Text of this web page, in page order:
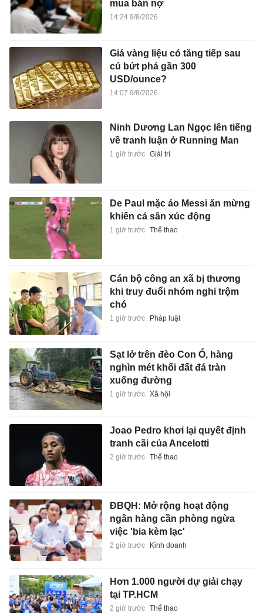
mua bán nợ
14:24 9/8/2026
Giá vàng liệu có tăng tiếp sau
cú bứt phá gần 300
USD/ounce?
14:07 9/8/2026
Ninh Dương Lan Ngọc lên tiếng
về tranh luận ở Running Man
1 giờ trước Giải trí
De Paul mặc áo Messi ăn mừng
khiến cả sân xúc động
1 giờ trước Thể thao
Cán bộ công an xã bị thương
khi truy đuổi nhóm nghi trộm
chó
1 giờ trước Pháp luật
Sạt lở trên đèo Con Ó, hàng
nghìn mét khối đất đá tràn
xuống đường
1 giờ trước Xã hội
Joao Pedro khơi lại quyết định
tranh cãi của Ancelotti
2 giờ trước Thể thao
ĐBQH: Mở rộng hoạt động
ngân hàng cần phòng ngừa
việc 'bia kèm lạc'
2 giờ trước Kinh doanh
Hơn 1.000 người dự giải chạy
tại TP.HCM
2 giờ trước Thể thao